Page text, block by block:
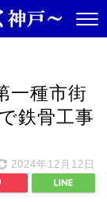
一種市街
鉄骨工事
2024年12月12日